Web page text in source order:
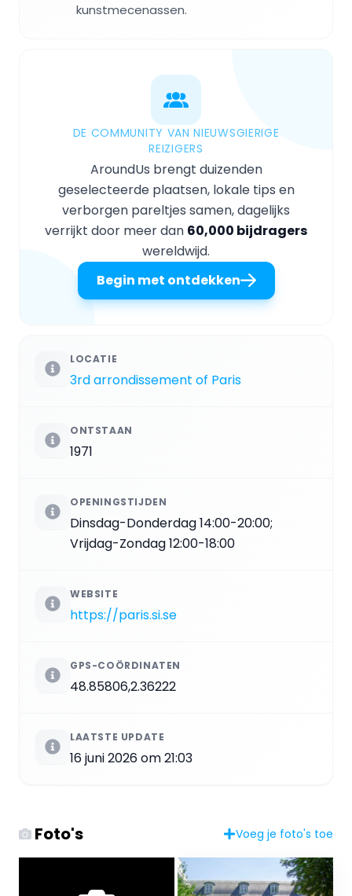
kunstmecenassen.
DE COMMUNITY VAN NIEUWSGIERIGE
REIZIGERS
AroundUs brengt duizenden
geselecteerde plaatsen, lokale tips en
verborgen pareltjes samen, dagelijks
verrijkt door meer dan 60,000 bijdragers
wereldwijd.
Begin met ontdekken
LOCATIE
3rd arrondissement of Paris
ONTSTAAN
1971
OPENINGSTIJDEN
Dinsdag-Donderdag 14:00-20:00;
Vrijdag-Zondag 12:00-18:00
WEBSITE
https://paris.si.se
GPS-COÖRDINATEN
48.85806,2.36222
LAATSTE UPDATE
16 juni 2026 om 21:03
Foto's Voeg je foto's toe